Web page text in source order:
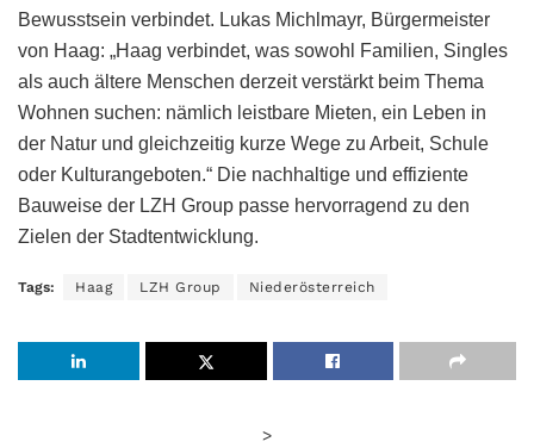
Bewusstsein verbindet. Lukas Michlmayr, Bürgermeister
von Haag: „Haag verbindet, was sowohl Familien, Singles
als auch ältere Menschen derzeit verstärkt beim Thema
Wohnen suchen: nämlich leistbare Mieten, ein Leben in
der Natur und gleichzeitig kurze Wege zu Arbeit, Schule
oder Kulturangeboten.“ Die nachhaltige und effiziente
Bauweise der LZH Group passe hervorragend zu den
Zielen der Stadtentwicklung.
Tags: Haag LZH Group Niederösterreich
>